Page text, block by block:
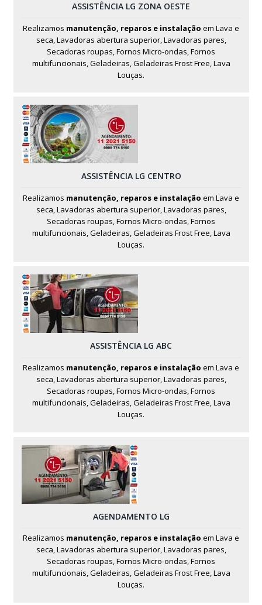
ASSISTÊNCIA LG ZONA OESTE
Realizamos manutenção, reparos e instalação em Lava e
seca, Lavadoras abertura superior, Lavadoras pares,
Secadoras roupas, Fornos Micro-ondas, Fornos
multifuncionais, Geladeiras, Geladeiras Frost Free, Lava
Louças.
ASSISTÊNCIA LG CENTRO
Realizamos manutenção, reparos e instalação em Lava e
seca, Lavadoras abertura superior, Lavadoras pares,
Secadoras roupas, Fornos Micro-ondas, Fornos
multifuncionais, Geladeiras, Geladeiras Frost Free, Lava
Louças.
ASSISTÊNCIA LG ABC
Realizamos manutenção, reparos e instalação em Lava e
seca, Lavadoras abertura superior, Lavadoras pares,
Secadoras roupas, Fornos Micro-ondas, Fornos
multifuncionais, Geladeiras, Geladeiras Frost Free, Lava
Louças.
AGENDAMENTO LG
Realizamos manutenção, reparos e instalação em Lava e
seca, Lavadoras abertura superior, Lavadoras pares,
Secadoras roupas, Fornos Micro-ondas, Fornos
multifuncionais, Geladeiras, Geladeiras Frost Free, Lava
Louças.